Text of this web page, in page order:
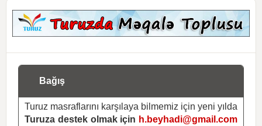
Bağış
Turuz masraflarını karşılaya bilmemiz için yeni yılda
Turuza destek olmak için h.beyhadi@gmail.com